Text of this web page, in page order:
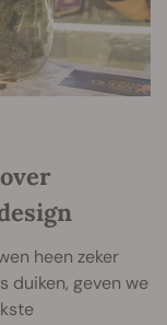
heen zeker
duiken, geven we